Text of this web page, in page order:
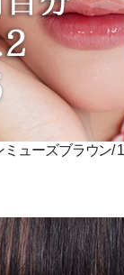
ミューズブラウン/